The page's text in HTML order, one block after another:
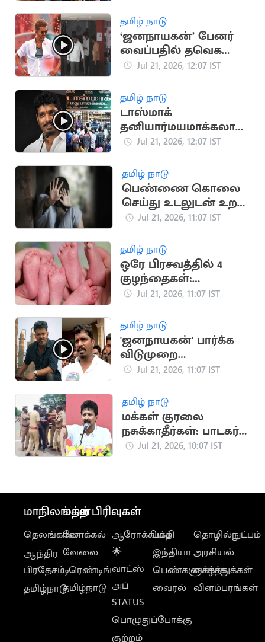
தமிழ் நாடு
‘ஜனநாயகன்’ பேனர்
வைப்பதில் தவெக
நிர்வாகிகள் இடையே
Jul 21, 2026, 12:07 IST
தமிழ் நாடு
டாஸ்மாக்
தனியார்மயமாக்கலா?
அமைச்சர் விக்னேஷ்
Jul 21, 2026, 12:07 IST
தமிழ் நாடு
பெண்ணை கொலை
செய்து உடலுடன் உறவு
கொண்ட சைக்கோ
Jul 21, 2026, 11:07 IST
தமிழ் நாடு
ஒரே பிரசவத்தில் 4
குழந்தைகள்:
நிதியுதவி கோரும்
குடும்பம்
Jul 21, 2026, 11:07 IST
தமிழ் நாடு
'ஜனநாயகன்' பார்க்க
விடுமுறை
கேட்கவில்லை:
Jul 21, 2026, 11:07 IST
தமிழ் நாடு
மக்கள் குரலை
நசுக்காதீர்கள்: பாடகர்
அறிவு கைதுக்கு
Jul 21, 2026, 10:07 IST
மாநிலங்கள்
தெலங்கானா
ஆந்திர
பிரதேசம்
தமிழ்நாடு
மற்ற பிரிவுகள்
லோக்கல்
வேலை
டிரெண்டிங்
தமிழ்நாடு
ஆரோக்கியம்
🌟
வாட்ஸ்
அப்
STATUS
பொழுதுப்போக்கு
குற்றம்
பக்தி
இந்தியா
பெண்களுக்காக
வைரல்
தொழில்நுட்பம்
அரசியல்
வாழ்த்துக்கள்
விளம்பரங்கள்